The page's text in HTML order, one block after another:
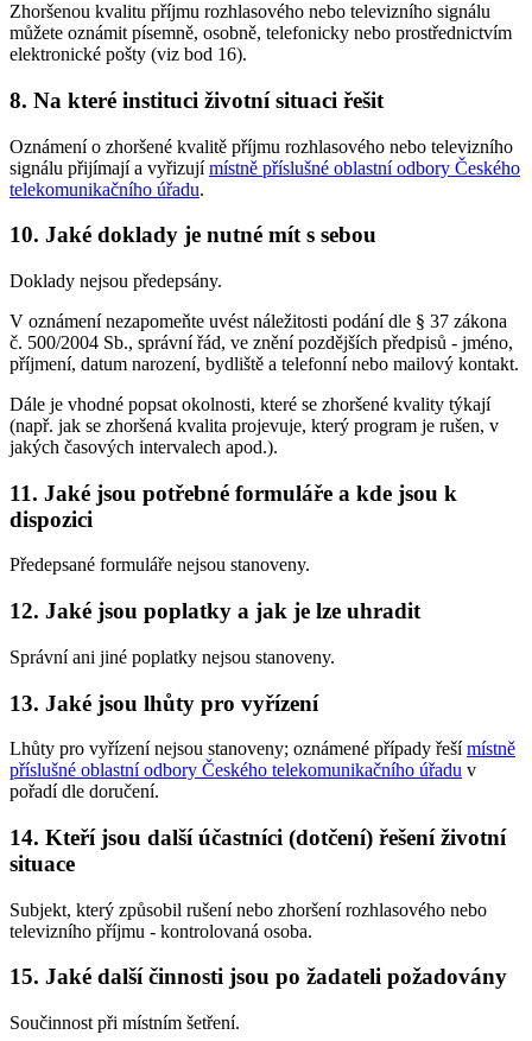
Zhoršenou kvalitu příjmu rozhlasového nebo televizního signálu
můžete oznámit písemně, osobně, telefonicky nebo prostřednictvím
elektronické pošty (viz bod 16).
8. Na které instituci životní situaci řešit
Oznámení o zhoršené kvalitě příjmu rozhlasového nebo televizního
signálu přijímají a vyřizujímístně příslušné oblastní odbory Českého
telekomunikačního úřadu.
10. Jaké doklady je nutné mít s sebou
Doklady nejsou předepsány.
V oznámení nezapomeňte uvést náležitosti podání dle § 37 zákona
č. 500/2004 Sb., správní řád, ve znění pozdějších předpisů - jméno,
příjmení, datum narození, bydliště a telefonní nebo mailový kontakt.
Dále je vhodné popsat okolnosti, které se zhoršené kvality týkají
(např. jak se zhoršená kvalita projevuje, který program je rušen, v
jakých časových intervalech apod.).
11. Jaké jsou potřebné formuláře a kde jsou k
dispozici
Předepsané formuláře nejsou stanoveny.
12. Jaké jsou poplatky a jak je lze uhradit
Správní ani jiné poplatky nejsou stanoveny.
13. Jaké jsou lhůty pro vyřízení
Lhůty pro vyřízení nejsou stanoveny; oznámené případy řešímístně
příslušné oblastní odbory Českého telekomunikačního úřadu v
pořadí dle doručení.
14. Kteří jsou další účastníci (dotčení) řešení životní
situace
Subjekt, který způsobil rušení nebo zhoršení rozhlasového nebo
televizního příjmu - kontrolovaná osoba.
15. Jaké další činnosti jsou po žadateli požadovány
Součinnost při místním šetření.